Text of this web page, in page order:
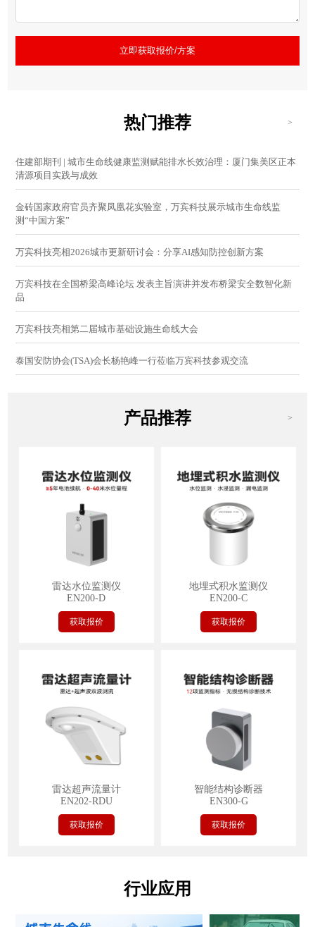
立即获取报价/方案
热门推荐 >
住建部期刊 | 城市生命线健康监测赋能排水长效治理：厦门集美区正本
清源项目实践与成效
金砖国家政府官员齐聚凤凰花实验室，万宾科技展示城市生命线监
测“中国方案”
万宾科技亮相2026城市更新研讨会：分享AI感知防控创新方案
万宾科技在全国桥梁高峰论坛 发表主旨演讲并发布桥梁安全数智化新
品
万宾科技亮相第二届城市基础设施生命线大会
泰国安防协会(TSA)会长杨艳峰一行莅临万宾科技参观交流
产品推荐 >
雷达水位监测仪
EN200-D
获取报价
地埋式积水监测仪
EN200-C
获取报价
雷达超声流量计
EN202-RDU
获取报价
智能结构诊断器
EN300-G
获取报价
行业应用